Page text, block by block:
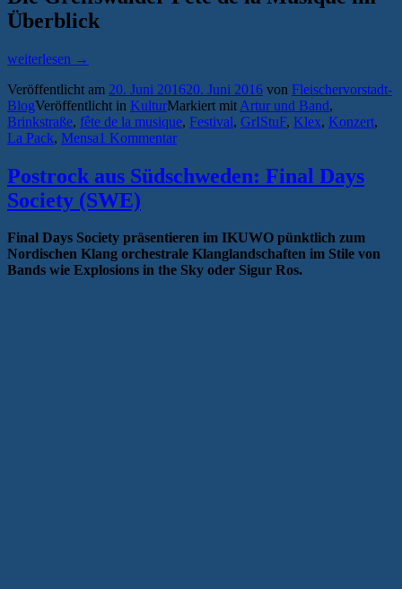
Überblick
„Fête
la
Musique
in
Greifswald“
weiterlesen →
Veröffentlicht am 20. Juni 201620. Juni 2016 von Fleischervorstadt-
BlogVeröffentlicht in KulturMarkiert mit Artur und Band,
Brinkstraße, fête de la musique, Festival, GrIStuF, Klex, Konzert,
La Pack, Mensa1 Kommentar
Postrock aus Südschweden: Final Days
Society (SWE)
Final Days Society präsentieren im IKUWO pünktlich zum
Nordischen Klang orchestrale Klanglandschaften im Stile von
Bands wie Explosions in the Sky oder Sigur Ros.